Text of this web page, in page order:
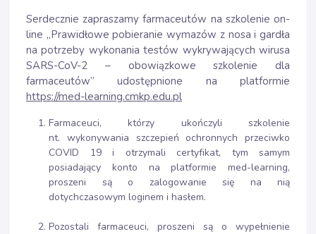
Serdecznie zapraszamy farmaceutów na szkolenie on-
line „Prawidłowe pobieranie wymazów z nosa i gardła
na potrzeby wykonania testów wykrywających wirusa
SARS-CoV-2 – obowiązkowe szkolenie dla
farmaceutów” udostępnione na platformie
https://med-learning.cmkp.edu.pl
Farmaceuci, którzy ukończyli szkolenie
nt. wykonywania szczepień ochronnych przeciwko
COVID 19 i otrzymali certyfikat, tym samym
posiadający konto na platformie med-learning,
proszeni są o zalogowanie się na nią
dotychczasowym loginem i hasłem.
Pozostali farmaceuci, proszeni są o wypełnienie